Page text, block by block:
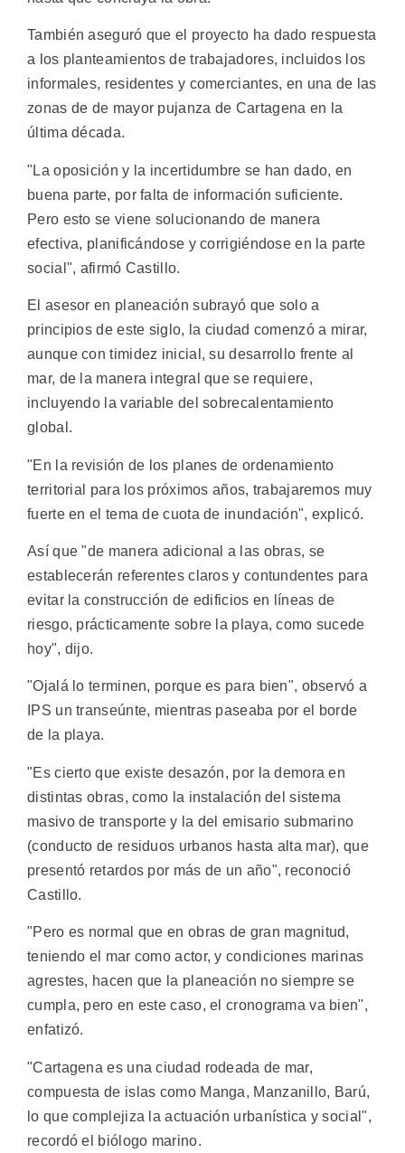
También aseguró que el proyecto ha dado respuesta
a los planteamientos de trabajadores, incluidos los
informales, residentes y comerciantes, en una de las
zonas de de mayor pujanza de Cartagena en la
última década.
"La oposición y la incertidumbre se han dado, en
buena parte, por falta de información suficiente.
Pero esto se viene solucionando de manera
efectiva, planificándose y corrigiéndose en la parte
social", afirmó Castillo.
El asesor en planeación subrayó que solo a
principios de este siglo, la ciudad comenzó a mirar,
aunque con timidez inicial, su desarrollo frente al
mar, de la manera integral que se requiere,
incluyendo la variable del sobrecalentamiento
global.
"En la revisión de los planes de ordenamiento
territorial para los próximos años, trabajaremos muy
fuerte en el tema de cuota de inundación", explicó.
Así que "de manera adicional a las obras, se
establecerán referentes claros y contundentes para
evitar la construcción de edificios en líneas de
riesgo, prácticamente sobre la playa, como sucede
hoy", dijo.
"Ojalá lo terminen, porque es para bien", observó a
IPS un transeúnte, mientras paseaba por el borde
de la playa.
"Es cierto que existe desazón, por la demora en
distintas obras, como la instalación del sistema
masivo de transporte y la del emisario submarino
(conducto de residuos urbanos hasta alta mar), que
presentó retardos por más de un año", reconoció
Castillo.
"Pero es normal que en obras de gran magnitud,
teniendo el mar como actor, y condiciones marinas
agrestes, hacen que la planeación no siempre se
cumpla, pero en este caso, el cronograma va bien",
enfatizó.
"Cartagena es una ciudad rodeada de mar,
compuesta de islas como Manga, Manzanillo, Barú,
lo que complejiza la actuación urbanística y social",
recordó el biólogo marino.